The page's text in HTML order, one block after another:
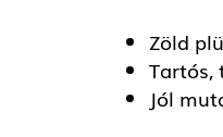
Zöld
Tartós,
Jól